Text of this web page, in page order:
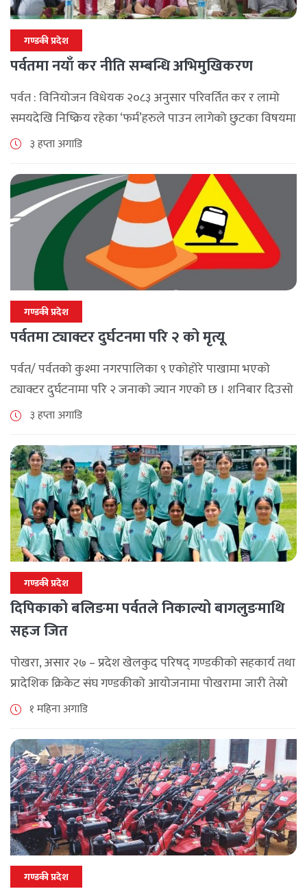
गण्डकी प्रदेश
पर्वतमा नयाँ कर नीति सम्बन्धि अभिमुखिकरण
पर्वत : विनियोजन विधेयक २०८३ अनुसार परिवर्तित कर र लामो
समयदेखि निष्क्रिय रहेका ‘फर्म’हरुले पाउन लागेको छुटका विषयमा
पर्वतमा अन्तरक्रिया भएको छ , आन्तरिक राजश्व कार्यालय बागलुङ
३ हप्ता अगाडि
गण्डकी प्रदेश
पर्वतमा ट्याक्टर दुर्घटनमा परि २ को मृत्यू
पर्वत/ पर्वतको कुश्मा नगरपालिका ९ एकोहोरे पाखामा भएको
ट्याक्टर दुर्घटनामा परि २ जनाको ज्यान गएको छ । शनिबार दिउसो
दोबिल्ला देखि फलेवास तर्फ जाँदै गरेको ध १ त ७२७३ नम्मरको [...]
३ हप्ता अगाडि
गण्डकी प्रदेश
दिपिकाको बलिङमा पर्वतले निकाल्यो बागलुङमाथि
सहज जित
पोखरा, असार २७ – प्रदेश खेलकुद परिषद् गण्डकीको सहकार्य तथा
प्रादेशिक क्रिकेट संघ गण्डकीको आयोजनामा पोखरामा जारी तेस्रो
गण्डकी महिला टी–२० क्रिकेट प्रतियोगिता–२०२६ अन्तर्गत शनिबार
१ महिना अगाडि
गण्डकी प्रदेश